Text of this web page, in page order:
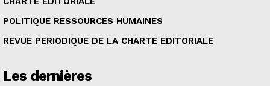
POLITIQUE RESSOURCES HUMAINES
REVUE PERIODIQUE DE LA CHARTE EDITORIALE
Les dernières